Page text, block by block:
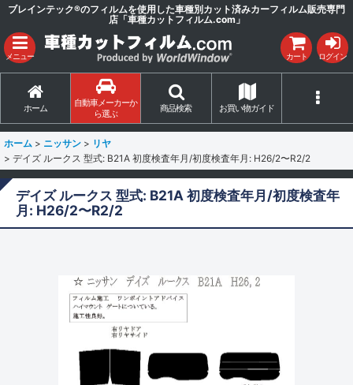
ブレインテック®のフィルムを使用した車種別カット済みカーフィルム販売専門
店「車種カットフィルム.com」
メニュー カート ログイン
ホーム
自動車メーカーか
ら選ぶ
商品検索 お買い物ガイド
ホーム > ニッサン > リヤ
> デイズ ルークス 型式: B21A 初度検査年月/初度検査年月: H26/2〜R2/2
デイズ ルークス 型式: B21A 初度検査年月/初度検査年
月: H26/2〜R2/2